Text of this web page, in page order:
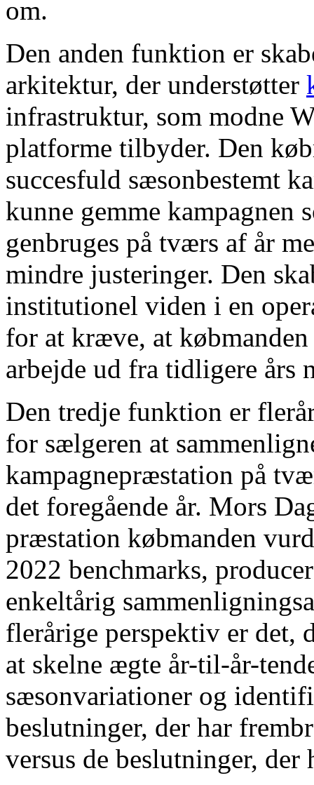
om.
Den anden funktion er
arkitektur, der understøtter
infrastruktur, som modne
platforme tilbyder. Den
succesfuld sæsonbestemt
kunne gemme kampagnen
genbruges på tværs af år
mindre justeringer. Den
institutionel viden i en
for at kræve, at
arbejde ud fra tidligere års
Den tredje funktion er
for sælgeren at
kampagnepræstation på
det foregående år. Mors
præstation købmanden
2022 benchmarks,
enkeltårig
flerårige perspektiv er
at skelne ægte år-til-år-
sæsonvariationer og
beslutninger, der har
versus de beslutninger,